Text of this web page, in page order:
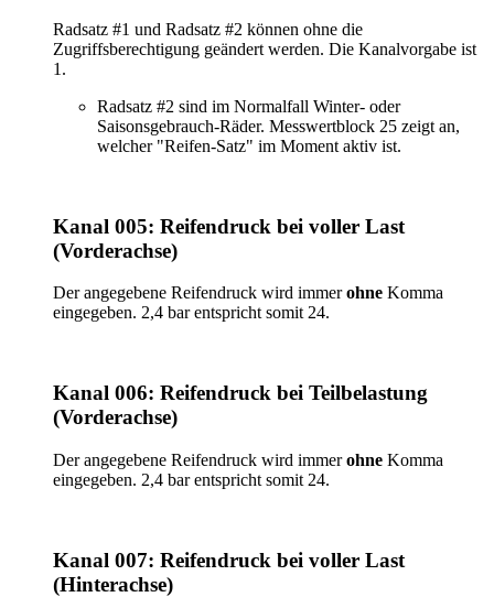
Radsatz #1 und Radsatz #2 können ohne die
Zugriffsberechtigung geändert werden. Die Kanalvorgabe ist
1.
Radsatz #2 sind im Normalfall Winter- oder
Saisonsgebrauch-Räder. Messwertblock 25 zeigt an,
welcher "Reifen-Satz" im Moment aktiv ist.
Kanal 005: Reifendruck bei voller Last
(Vorderachse)
Der angegebene Reifendruck wird immerohne Komma
eingegeben. 2,4 bar entspricht somit 24.
Kanal 006: Reifendruck bei Teilbelastung
(Vorderachse)
Der angegebene Reifendruck wird immerohne Komma
eingegeben. 2,4 bar entspricht somit 24.
Kanal 007: Reifendruck bei voller Last
(Hinterachse)